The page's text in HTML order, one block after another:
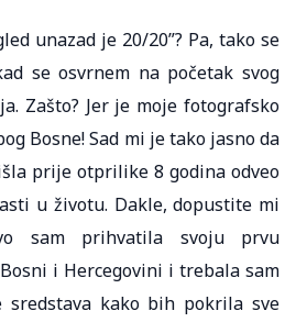
unazad je 20/20”? Pa, tako se
se osvrnem na početak svog
Zašto? Jer je moje fotografsko
Bosne! Sad mi je tako jasno da
prije otprilike 8 godina odveo
u životu. Dakle, dopustite mi
sam prihvatila svoju prvu
i Hercegovini i trebala sam
sredstava kako bih pokrila sve